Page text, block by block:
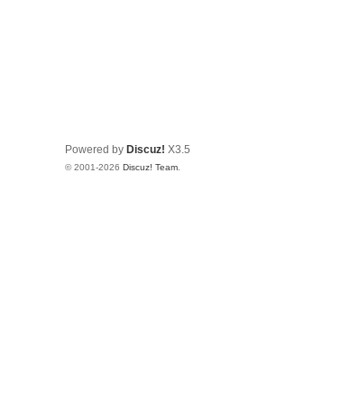
Powered by Discuz! X3.5
© 2001-2026 Discuz! Team